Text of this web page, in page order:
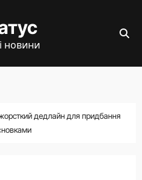
новини
дедлайн для придбання